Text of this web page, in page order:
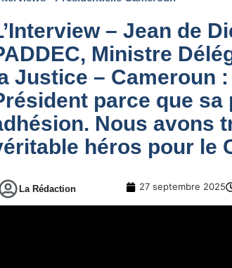
– Jean de
Ministre
Justice – Cameroun
parce que
Nous avons
héros pour le
La Rédaction 27 septembre 2025